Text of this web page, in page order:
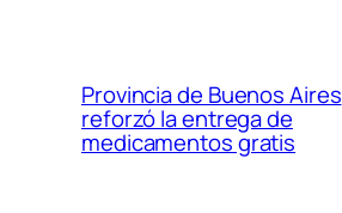
Provincia de Buenos Aires
reforzó la entrega de
medicamentos gratis